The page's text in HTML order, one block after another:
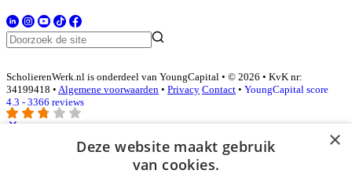
ScholierenWerk.nl is onderdeel van YoungCapital • © 2026 • KvK nr:
34199418 • Algemene voorwaarden • Privacy Contact • YoungCapital score
4.3 - 3366 reviews
×
Deze website maakt gebruik
van cookies.